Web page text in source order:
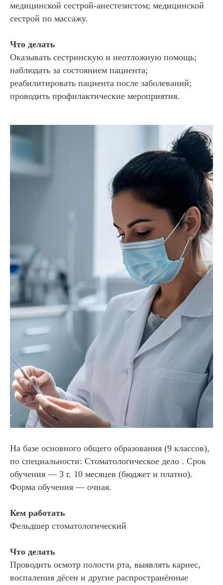
медицинской сестрой-анестезистом; медицинской
сестрой по массажу.
Что делать
Оказывать сестринскую и неотложную помощь;
наблюдать за состоянием пациента;
реабилитировать пациента после заболеваний;
проводить профилактические мероприятия.
На базе основного общего образования (9 классов),
по специальности: Стоматологическое дело . Срок
обучения — 3 г. 10 месяцев (бюджет и платно).
Форма обучения — очная.
Кем работать
Фельдшер стоматологический
Что делать
Проводить осмотр полости рта, выявлять кариес,
воспаления дёсен и другие распространённые